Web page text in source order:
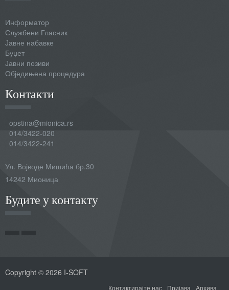
Информатор
Службени Гласник
Јавне набавке
Буџет
Јавни позиви
Обједињена процедура
Контакти
opstina@mionica.rs
014/3422-020
014/3422-241
Ул. Војводе Мишића бр.30
14242 Мионица
Будите у контакту
Copyright © 2026 I-SOFT
Контактирајте нас Пријава Архива